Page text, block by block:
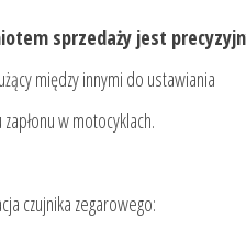
sprzedaży jest
między innymi do ustawiania
w motocyklach.
czujnika zegarowego: